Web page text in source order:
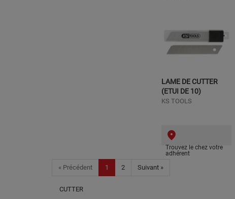
LAME DE CUTTER
(ETUI DE 10)
KS TOOLS
Trouvez le chez votre
adhérent
« Précédent 1 2 Suivant »
CUTTER